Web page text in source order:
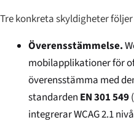
Tre konkreta skyldigheter
Överensstämmelse.
mobilapplikationer för
överensstämma med
standarden EN 301 549
integrerar WCAG 2.1